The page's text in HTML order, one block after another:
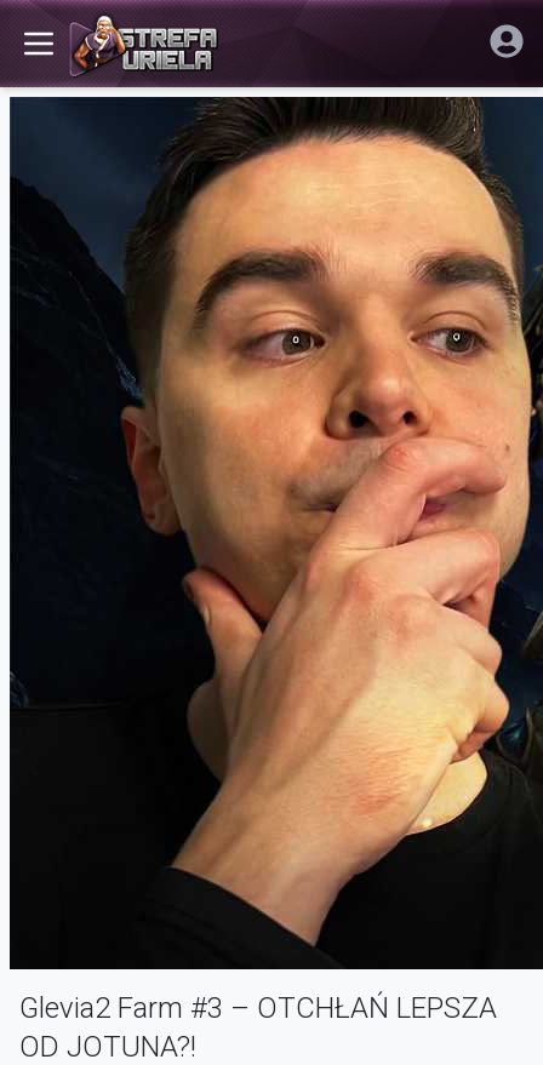
Glevia2 Farm #3 – OTCHŁAŃ LEPSZA
OD JOTUNA?!